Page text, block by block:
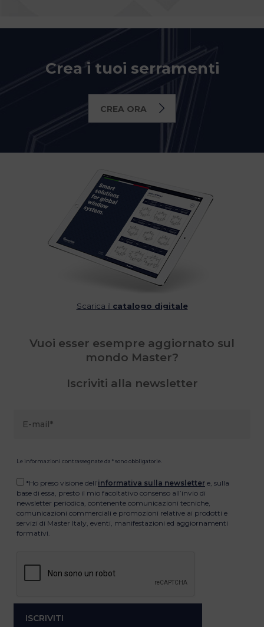
Crea i tuoi serramenti
CREA ORA
Scarica il catalogo digitale
Vuoi esser esempre aggiornato sul
mondo Master?
Iscriviti alla newsletter
Le informazioni contrassegnate da * sono obbligatorie.
*Ho preso visione dell’informativa sulla newsletter e, sulla
base di essa, presto il mio facoltativo consenso all’invio di
newsletter periodica, contenente comunicazioni tecniche,
comunicazioni commerciali e promozioni relative ai prodotti e
servizi di Master Italy, eventi, manifestazioni ed aggiornamenti
formativi.